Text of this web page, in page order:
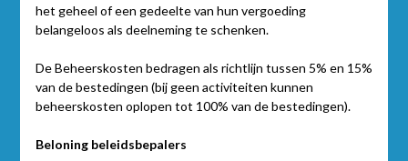
het geheel of een gedeelte van hun vergoeding
belangeloos als deelneming te schenken.
De Beheerskosten bedragen als richtlijn tussen 5% en 15%
van de bestedingen (bij geen activiteiten kunnen
beheerskosten oplopen tot 100% van de bestedingen).
Beloning beleidsbepalers